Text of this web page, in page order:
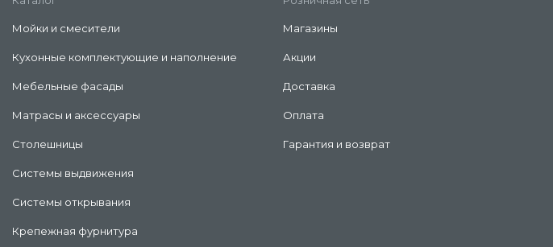
Мойки и смесители
Кухонные комплектующие и наполнение
Мебельные фасады
Матрасы и аксессуары
Столешницы
Системы выдвижения
Системы открывания
Крепежная фурнитура
Магазины
Акции
Доставка
Оплата
Гарантия и возврат